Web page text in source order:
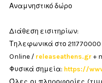
Αναμνηστικό δώρο
Διάθεση εισιτηρίων:
Τηλεφωνικά στο 211770000
Online / releaseathens.gr +
Φυσικά σημεία: https://